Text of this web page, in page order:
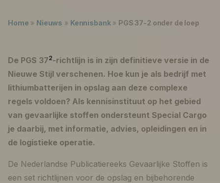
Home » Nieuws » Kennisbank» PGS 37-2 onder de loep
De PGS 372-richtlijn is in zijn definitieve versie in de
Nieuwe Stijl verschenen. Hoe kun je als bedrijf met
lithiumbatterijen in opslag aan deze complexe
regels voldoen? Als kennisinstituut op het gebied
van gevaarlijke stoffen ondersteunt Special Cargo
je daarbij, met informatie, advies, opleidingen en in
de logistieke operatie.
De Nederlandse Publicatiereeks Gevaarlijke Stoffen is
een set richtlijnen voor de opslag en bijbehorende
Over ons
Nederland (Nederlands)
The Netherlands (English)
United States (English)
Deutschland (Deutsch)